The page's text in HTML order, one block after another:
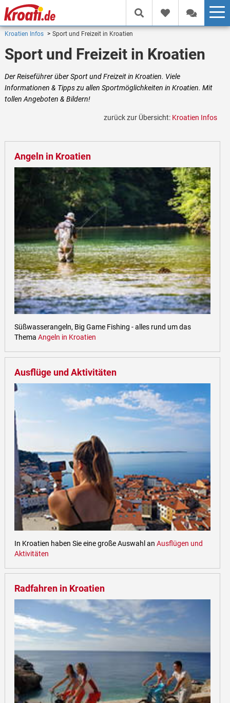
Kroatien Infos Sport und Freizeit in Kroatien
Sport und Freizeit in Kroatien
Der Reiseführer über Sport und Freizeit in Kroatien. Viele
Informationen & Tipps zu allen Sportmöglichkeiten in Kroatien. Mit
tollen Angeboten & Bildern!
zurück zur Übersicht: Kroatien Infos
Angeln in Kroatien
Süßwasserangeln, Big Game Fishing - alles rund um das
Thema Angeln in Kroatien
Ausflüge und Aktivitäten
In Kroatien haben Sie eine große Auswahl an Ausflügen und
Aktivitäten
Radfahren in Kroatien